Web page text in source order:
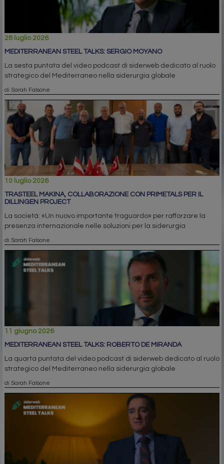
28 luglio 2026
MEDITERRANEAN STEEL TALKS: SERGIO MOYANO
La sesta puntata del video podcast di siderweb dedicato al ruolo
strategico del Mediterraneo nella siderurgia globale
di Sarah Falsone
10 luglio 2026
TRASTEEL MAKINA, COLLABORAZIONE CON PRIMETALS PER IL
DILLINGEN PROJECT
La società: «Un nuovo importante traguardo» per rafforzare la
presenza internazionale nelle soluzioni per la siderurgia
di Sarah Falsone
11 giugno 2026
MEDITERRANEAN STEEL TALKS: ROBERTO DE MIRANDA
La quarta puntata del video podcast di siderweb dedicato al ruolo
strategico del Mediterraneo nella siderurgia globale
di Sarah Falsone